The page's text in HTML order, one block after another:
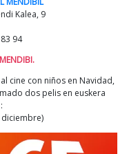
Kalea, 9
94
cine con niños en Navidad,
dos pelis en euskera